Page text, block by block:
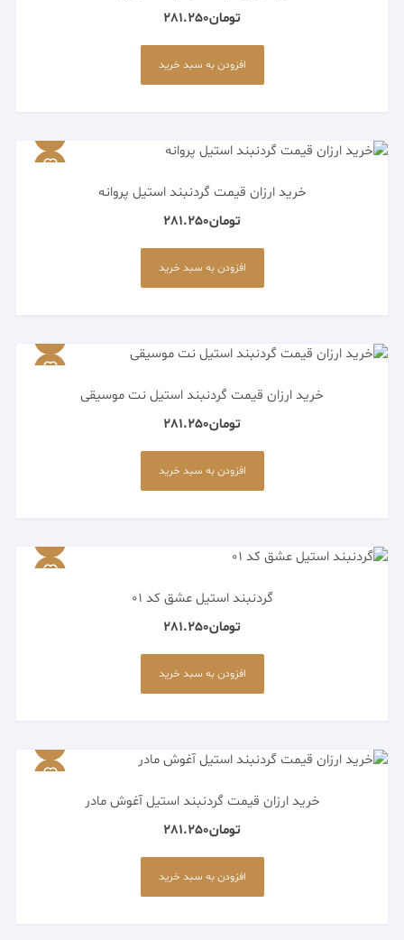
تومان281.250
افزودن به سبد خرید
خرید ارزان قیمت گردنبند استیل پروانه
تومان281.250
افزودن به سبد خرید
خرید ارزان قیمت گردنبند استیل نت موسیقی
تومان281.250
افزودن به سبد خرید
گردنبند استیل عشق کد 01
تومان281.250
افزودن به سبد خرید
خرید ارزان قیمت گردنبند استیل آغوش مادر
تومان281.250
افزودن به سبد خرید